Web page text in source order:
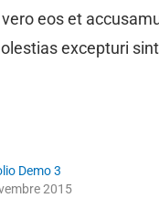
eos et
excepturi
Demo 3
2015